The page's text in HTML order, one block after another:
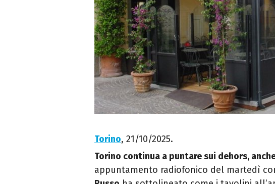
Torino, 21/10/2025.
Torino continua a puntare sui dehors,
appuntamento radiofonico del martedì